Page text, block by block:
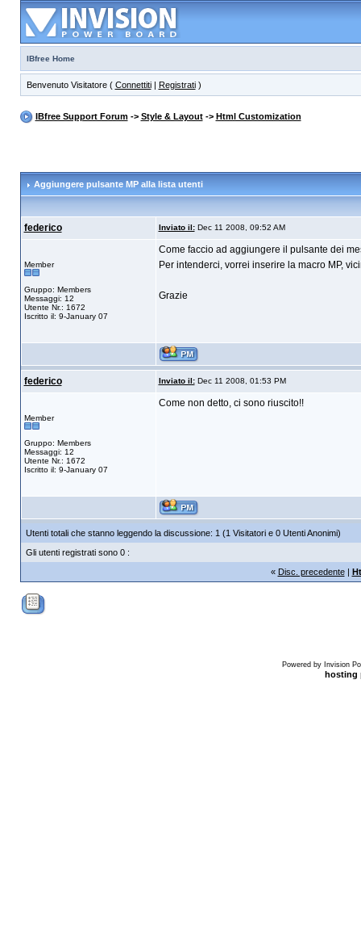
IBfree Home
Benvenuto Visitatore ( Connettiti| Registrati)
IBfree Support Forum-> Style & Layout-> Html Customization
Aggiungere pulsante MP alla lista utenti
federico Inviato il:Dec 11 2008, 09:52 AM
Member
Gruppo: Members
Messaggi: 12
Utente Nr.: 1672
Iscritto il: 9-January 07
Come faccio ad aggiungere il pulsante dei
Per intenderci, vorrei inserire la macro MP,
Grazie
federico Inviato il:Dec 11 2008, 01:53 PM
Member
Gruppo: Members
Messaggi: 12
Utente Nr.: 1672
Iscritto il: 9-January 07
Come non detto, ci sono riuscito!!
Utenti totali che stanno leggendo la discussione: 1 (1 Visitatori e 0 Utenti Anonimi)
Gli utenti registrati sono 0 :
« Disc. precedente|
Powered by Invision
hosting